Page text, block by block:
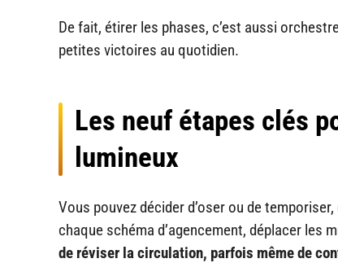
De fait, étirer les phases, c’est aussi
petites victoires au quotidien.
Les neuf étapes clés
lumineux
Vous pouvez décider d’oser ou de
chaque schéma d’agencement, déplacer les
de réviser la circulation, parfois même de